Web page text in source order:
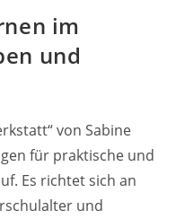
im
und
von Sabine
für praktische und
Es richtet sich an
und